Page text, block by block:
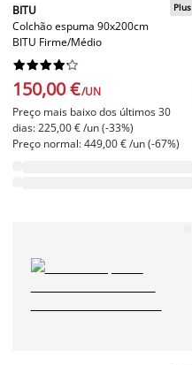
BITU
Colchão espuma 90x200cm
BITU Firme/Médio
Plus






150,00 €/UN
Preço mais baixo dos últimos 30
dias: 225,00 € /un (-33%)
Preço normal: 449,00 € /un (-67%)